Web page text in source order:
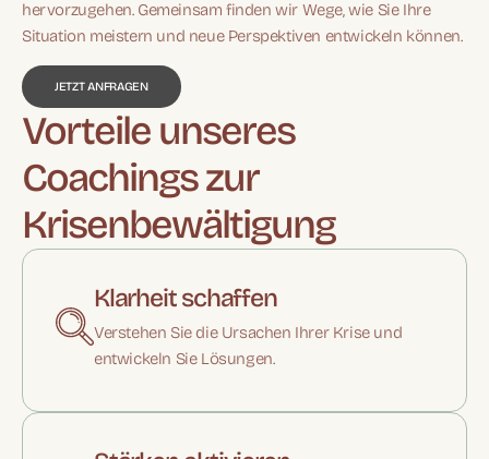
hervorzugehen. Gemeinsam finden wir Wege, wie Sie Ihre
Situation meistern und neue Perspektiven entwickeln können.
JETZT ANFRAGEN
Vorteile unseres
Coachings zur
Krisenbewältigung
Klarheit schaffen
Verstehen Sie die Ursachen Ihrer Krise und
entwickeln Sie Lösungen.